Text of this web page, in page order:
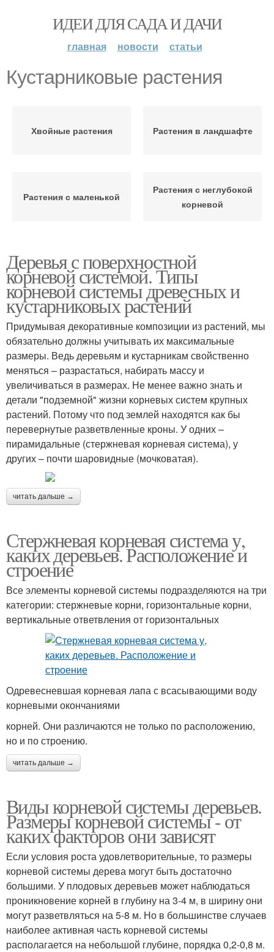
ИДЕИ ДЛЯ САДА И ДАЧИ
главная новости статьи
Кустарниковые растения
Хвойные растения Растения в ландшафте
Растения с маленькой
Растения с неглубокой
корневой
Деревья с поверхностной
корневой системой. Типы
корневой системы древесных и
кустарниковых растений
Придумывая декоративные композиции из растений, мы
обязательно должны учитывать их максимальные
размеры. Ведь деревьям и кустарникам свойственно
меняться – разрастаться, набирать массу и
увеличиваться в размерах. Не менее важно знать и
детали "подземной" жизни корневых систем крупных
растений. Потому что под землей находятся как бы
перевернутые разветвленные кроны. У одних –
пирамидальные (стержневая корневая система), у
других – почти шаровидные (мочковатая).
читать дальше →
Стержневая корневая система у,
каких деревьев. Расположение и
строение
Все элементы корневой системы подразделяются на три
категории: стержневые корни, горизонтальные корни,
вертикальные ответвления от горизонтальных
Одревесневшая корневая лапа с всасывающими воду
корневыми окончаниями
корней. Они различаются не только по расположению,
но и по строению.
читать дальше →
Виды корневой системы деревьев.
Размеры корневой системы - от
каких факторов они зависят
Если условия роста удовлетворительные, то размеры
корневой системы дерева могут быть достаточно
большими. У плодовых деревьев может наблюдаться
проникновение корней в глубину на 3-4 м, в ширину они
могут разветвляться на 5-8 м. Но в большинстве случаев
наиболее активная часть корневой системы
располагается на небольшой глубине, порядка 0,2-0,8 м.